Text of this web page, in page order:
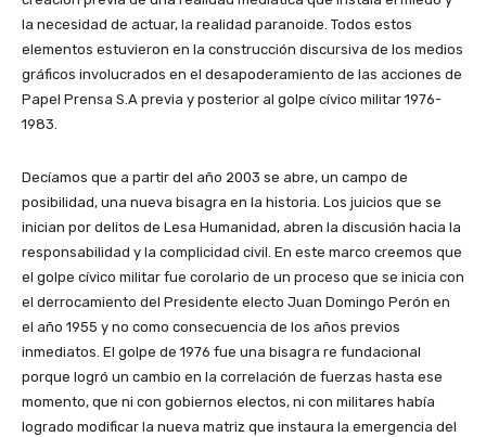
la necesidad de actuar, la realidad paranoide. Todos estos
elementos estuvieron en la construcción discursiva de los medios
gráficos involucrados en el desapoderamiento de las acciones de
Papel Prensa S.A previa y posterior al golpe cívico militar 1976-
1983.
Decíamos que a partir del año 2003 se abre, un campo de
posibilidad, una nueva bisagra en la historia. Los juicios que se
inician por delitos de Lesa Humanidad, abren la discusión hacia la
responsabilidad y la complicidad civil. En este marco creemos que
el golpe cívico militar fue corolario de un proceso que se inicia con
el derrocamiento del Presidente electo Juan Domingo Perón en
el año 1955 y no como consecuencia de los años previos
inmediatos. El golpe de 1976 fue una bisagra re fundacional
porque logró un cambio en la correlación de fuerzas hasta ese
momento, que ni con gobiernos electos, ni con militares había
logrado modificar la nueva matriz que instaura la emergencia del